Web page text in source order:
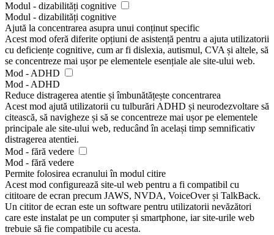
Modul - dizabilități cognitive
Modul - dizabilități cognitive
Ajută la concentrarea asupra unui conținut specific
Acest mod oferă diferite opțiuni de asistență pentru a ajuta utilizatorii
cu deficiențe cognitive, cum ar fi dislexia, autismul, CVA și altele, să
se concentreze mai ușor pe elementele esențiale ale site-ului web.
Mod - ADHD
Mod - ADHD
Reduce distragerea atentie și îmbunătățește concentrarea
Acest mod ajută utilizatorii cu tulburări ADHD și neurodezvoltare să
citească, să navigheze și să se concentreze mai ușor pe elementele
principale ale site-ului web, reducând în același timp semnificativ
distragerea atentiei.
Mod - fără vedere
Mod - fără vedere
Permite folosirea ecranului în modul citire
Acest mod configurează site-ul web pentru a fi compatibil cu
cititoare de ecran precum JAWS, NVDA, VoiceOver și TalkBack.
Un cititor de ecran este un software pentru utilizatorii nevăzători
care este instalat pe un computer și smartphone, iar site-urile web
trebuie să fie compatibile cu acesta.